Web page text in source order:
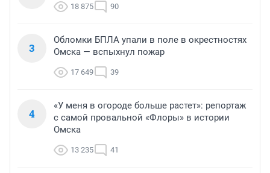
18 875 90
3
Обломки БПЛА упали в поле в окрестностях
Омска — вспыхнул пожар
17 649 39
4
«У меня в огороде больше растет»: репортаж
с самой провальной «Флоры» в истории
Омска
13 235 41